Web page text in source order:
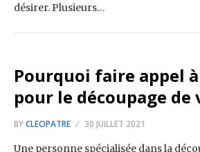
désirer. Plusieurs…
Pourquoi faire appel
pour le découpage de
BYCLEOPATRE 30 JUILLET 2021
Une personne spécialisée dans la